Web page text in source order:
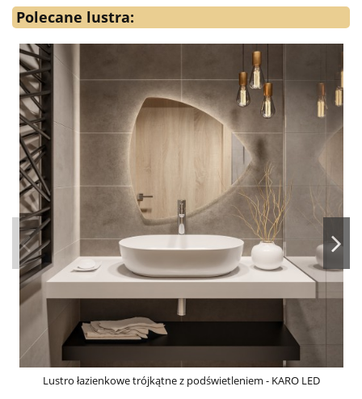
Polecane lustra:
Lustro łazienkowe trójkątne z podświetleniem - KARO LED